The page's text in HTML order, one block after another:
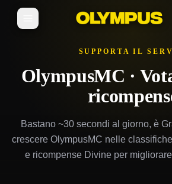
SUPPORTA IL
OlympusMC ·
Bastano ~30 secondi al giorno, è
crescere OlympusMC nelle
e ricompense Divine per